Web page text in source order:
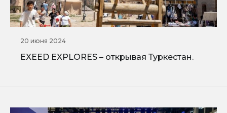
20 июня 2024
EXEED EXPLORES – открывая Туркестан.